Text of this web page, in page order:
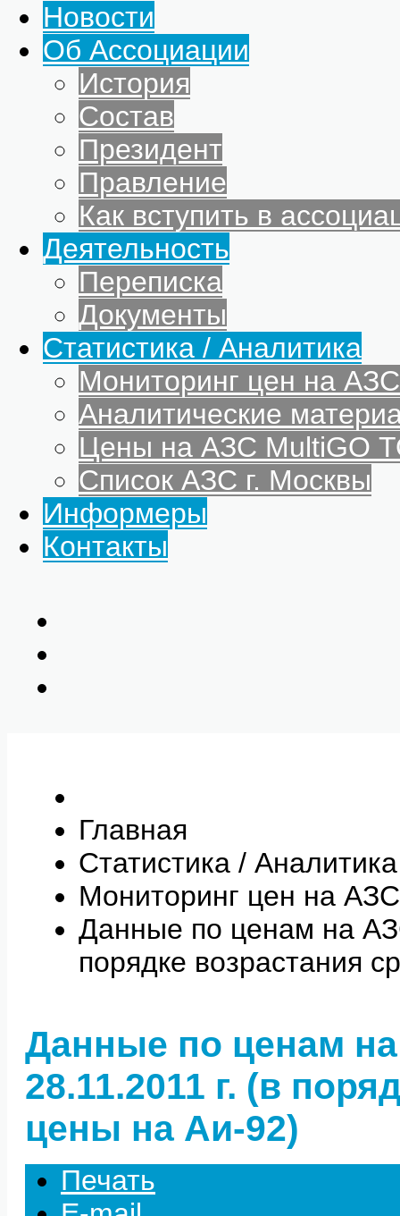
Новости
Об Ассоциации
История
Состав
Президент
Правление
Как вступить в
Деятельность
Переписка
Документы
Статистика / Аналитика
Мониторинг цен на
Аналитические
Цены на АЗС MultiGO
Список АЗС г. Москвы
Информеры
Контакты
Главная
Статистика / Аналитика
Мониторинг цен на
Данные по ценам на
порядке возрастания
Данные по ценам
28.11.2011 г. (в
цены на Аи-92)
Печать